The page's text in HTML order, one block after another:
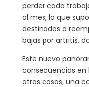
perder cada
al mes, lo que
destinados a
bajas por artritis,
Este nuevo
consecuencias en
otras cosas, una